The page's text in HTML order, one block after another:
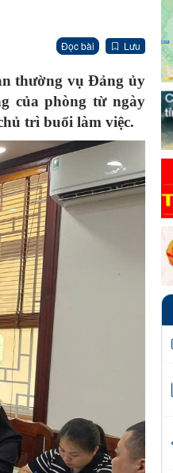
Đọc bài Lưu
thường vụ Đảng ủy
của phòng từ ngày
trì buổi làm việc.